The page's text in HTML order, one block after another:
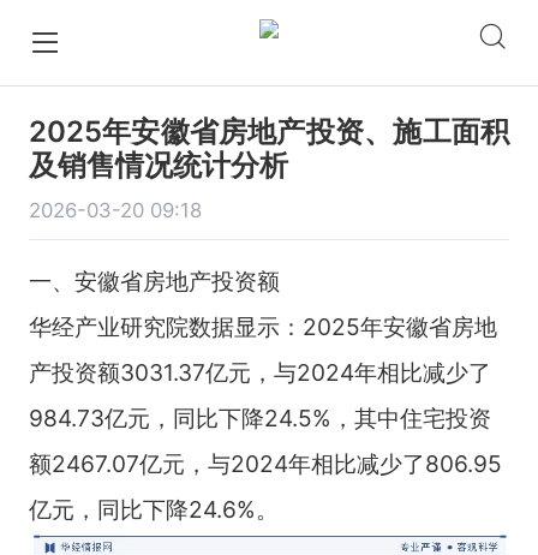
2025年安徽省房地产投资、施工面积
及销售情况统计分析
2026-03-20 09:18
一、安徽省房地产投资额
华经产业研究院数据显示：2025年安徽省房地
产投资额3031.37亿元，与2024年相比减少了
984.73亿元，同比下降24.5%，其中住宅投资
额2467.07亿元，与2024年相比减少了806.95
亿元，同比下降24.6%。